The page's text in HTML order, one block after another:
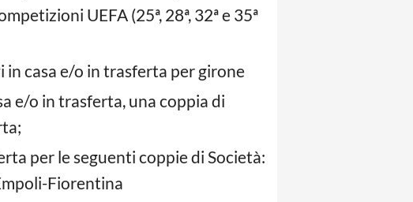
UEFA (25ª, 28ª, 32ª e 35ª
casa e/o in trasferta per girone
e/o in trasferta, una coppia di
per le seguenti coppie di Società:
Fiorentina